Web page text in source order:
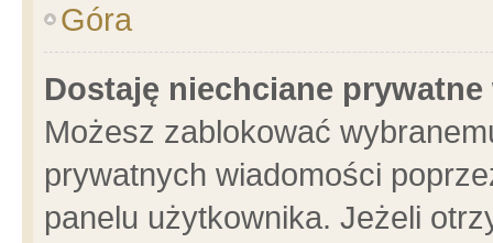
Góra
Dostaję niechciane
Możesz zablokować
prywatnych wiadomości
panelu użytkownika. Jeżeli